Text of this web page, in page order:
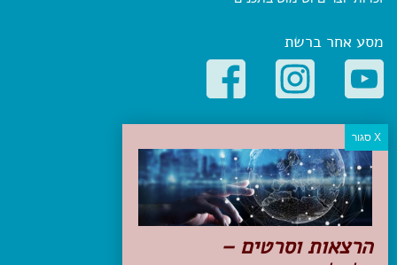
מסע אחר ברשת
קטגוריות פופולריות
יעדים
טיולים בישראל
מלונות בוטיק בישראל
טיפים והמלצות
הכנות לנסיעה
הרצאות וסרטים –